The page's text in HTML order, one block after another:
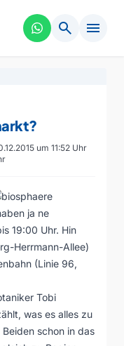
search menu
um 11:52 Uhr
ja ne
19:00 Uhr. Hin
Herrmann-Allee)
(Linie 96,
Tobi
was es alles zu
schon in das